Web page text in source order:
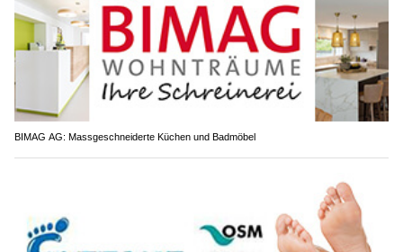
BIMAG AG: Massgeschneiderte Küchen und Badmöbel